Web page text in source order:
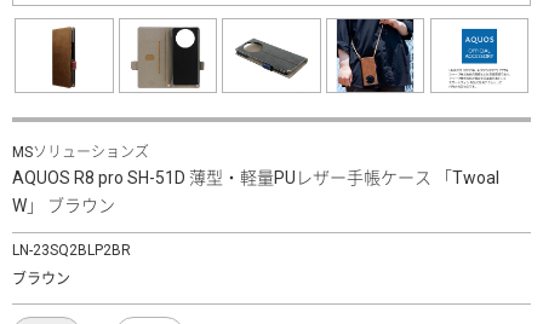
MSソリューションズ
AQUOS R8 pro SH-51D 薄型・軽量PUレザー手帳ケース 「Twoal
W」 ブラウン
LN-23SQ2BLP2BR
ブラウン